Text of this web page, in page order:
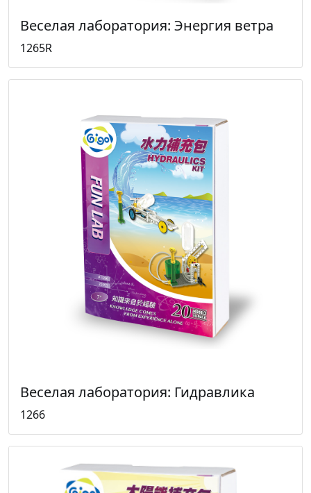
Веселая лаборатория: Энергия ветра
1265R
Веселая лаборатория: Гидравлика
1266